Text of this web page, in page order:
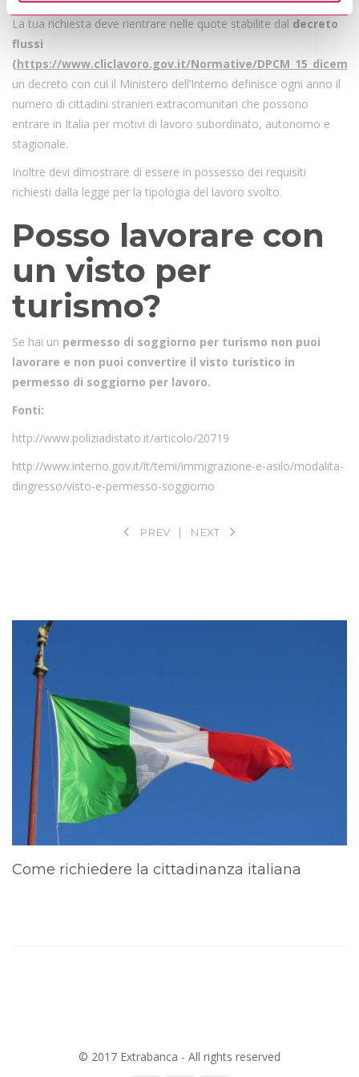
La tua richiesta deve rientrare nelle quote stabilite dal decreto
flussi
(https://www.cliclavoro.gov.it/Normative/
un decreto con cui il Ministero dell’Interno definisce ogni anno il
numero di cittadini stranieri extracomunitari che possono
entrare in Italia per motivi di lavoro subordinato, autonomo e
stagionale.
Inoltre devi dimostrare di essere in possesso dei requisiti
richiesti dalla legge per la tipologia del lavoro svolto.
Posso lavorare con
un visto per
turismo?
Se hai un permesso di soggiorno per turismo non puoi
lavorare e non puoi convertire il visto turistico in
permesso di soggiorno per lavoro.
Fonti:
http://www.poliziadistato.it/articolo/20719
http://www.interno.gov.it/it/temi/immigrazione-e-asilo/modalita-
dingresso/visto-e-permesso-soggiorno
PREV NEXT
Come richiedere la cittadinanza italiana
© 2017 Extrabanca - All rights reserved